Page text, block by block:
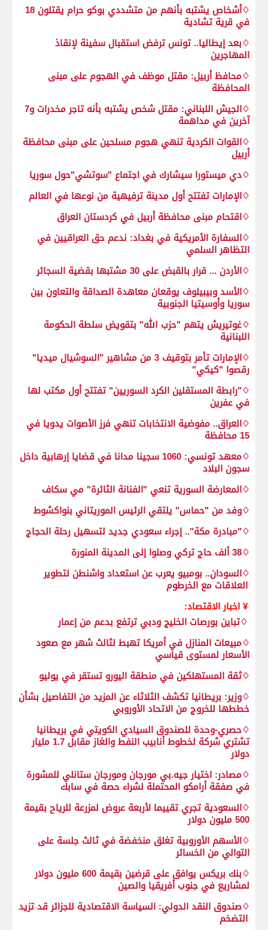
♢أشخاص يشتبه بأنهم من متشددي بوكو حرام يقتلون 18
في قرية تشادية
♢بعد إيطاليا.. تونس ترفض استقبال سفينة لإنقاذ
المهاجرين
♢محافظ أربيل: مقتل موظف‭ ‬في الهجوم على مبنى
المحافظة
♢الجيش اللبناني: مقتل شخص يشتبه بأنه تاجر مخدرات و7
آخرين في مداهمة
♢القوات الكردية تنهي هجوم مسلحين على مبنى محافظة
أربيل
♢دي ميستورا سيشارك في اجتماع "سوتشي"حول سوريا
♢الإمارات تفتتح أول مدينة ترفيهية من نوعها في العالم
♢اقتحام مبنى محافظة أربيل في كردستان العراق
♢السفارة الأمريكية في بغداد: ندعم حق العراقيين في
التظاهر السلمي
♢الأردن ... قرار بالقبض على 30 مشتبها بقضية السجائر
♢الأسد وبيبيلوف يوقعان معاهدة الصداقة والتعاون بين
سوريا وأوسيتيا الجنوبية
♢غوتيريش يتهم "حزب الله" بتقويض سلطة الحكومة
اللبنانية
♢الإمارات تأمر بتوقيف 3 من مشاهير "السوشيال ميديا"
رقصوا "كيكي"
♢"رابطة المستقلين الكرد السوريين" تفتتح أول مكتب لها
في عفرين
♢العراق.. مفوضية الانتخابات تنهي فرز الأصوات يدويا في
15 محافظة
♢معهد تونسي: 1060 سجينا مدانا في قضايا إرهابية داخل
سجون البلاد
♢المعارضة السورية تنعي "الفنانة الثائرة" مي سكاف
♢وفد من "حماس" يلتقي الرئيس الموريتاني بنواكشوط
♢"مبادرة مكة".. إجراء سعودي جديد لتسهيل رحلة الحجاج
♢38 ألف حاج تركي وصلوا إلى المدينة المنورة
♢السودان.. بومبيو يعرب عن استعداد واشنطن لتطوير
العلاقات مع الخرطوم
¥ اخبار الاقتصاد:
♢تباين بورصات الخليج ودبي ترتفع بدعم من إعمار
♢مبيعات المنازل في أمريكا تهبط لثالث شهر مع صعود
الأسعار لمستوى قياسي
♢ثقة المستهلكين في منطقة اليورو تستقر في يوليو
♢وزير: بريطانيا تكشف الثلاثاء عن المزيد من التفاصيل بشأن
خططها للخروج من الاتحاد الأوروبي
♢حصري-وحدة للصندوق السيادي الكويتي في بريطانيا
تشتري شركة لخطوط أنابيب النفط والغاز مقابل 1.7 مليار
دولار
♢مصادر: اختيار جيه.بي مورجان ومورجان ستانلي للمشورة
في صفقة أرامكو المحتملة لشراء حصة في سابك
♢السعودية تجري تقييما لأربعة عروض لمزرعة للرياح بقيمة
500 مليون دولار
♢الأسهم الأوروبية تغلق منخفضة في ثالث جلسة على
التوالي من الخسائر
♢بنك بريكس يوافق على قرضين بقيمة 600 مليون دولار
لمشاريع في جنوب أفريقيا والصين
♢صندوق النقد الدولي: السياسة الاقتصادية للجزائر قد تزيد
التضخم